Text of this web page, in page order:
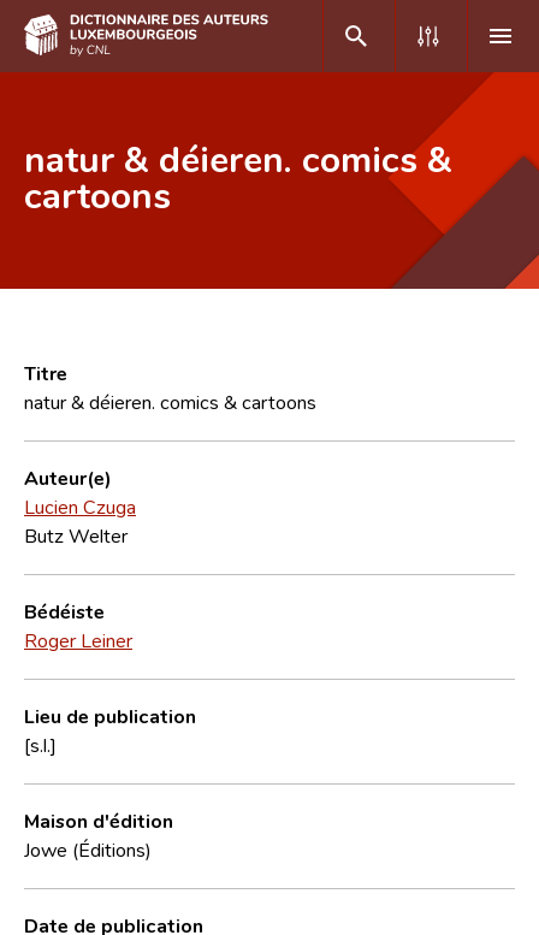
FR
Foire aux questions
CNL
Équipe scientifique
Contact
natur & déieren. comics &
cartoons
Titre
natur & déieren. comics & cartoons
Auteur(e)
Lucien Czuga
Butz Welter
Bédéiste
Roger Leiner
Lieu de publication
[s.l.]
Maison d'édition
Jowe (Éditions)
Date de publication